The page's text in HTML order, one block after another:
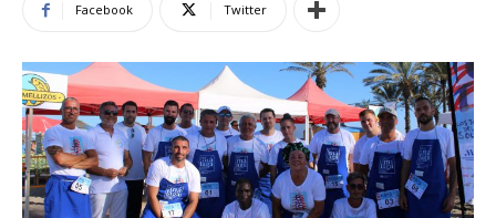
Facebook Twitter